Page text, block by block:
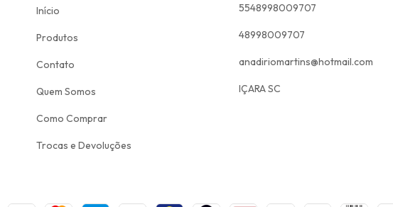
Início
Produtos
Contato
Quem Somos
Como Comprar
Trocas e Devoluções
5548998009707
48998009707
anadiriomartins@hotmail.com
IÇARA SC